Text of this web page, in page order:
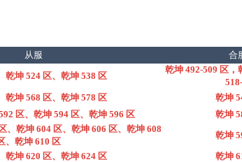
从服 合
乾坤 524 区、乾坤 538 区
乾坤 492-509 区，
乾坤 568 区、乾坤 578 区
乾坤
区、乾坤 594 区、乾坤 596 区
乾坤
、乾坤 604 区、乾坤 606 区、乾坤 608
、乾坤 610 区
乾坤
乾坤 620 区、乾坤 624 区
乾坤